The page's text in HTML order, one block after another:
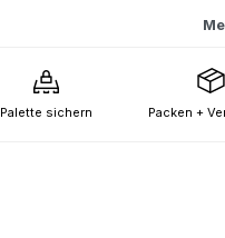
Palette sichern Packen +